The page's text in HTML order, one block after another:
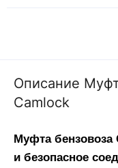
Описание
Camlock
Муфта бензовоза
и безопасное